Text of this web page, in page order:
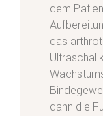
dem
das
dann die